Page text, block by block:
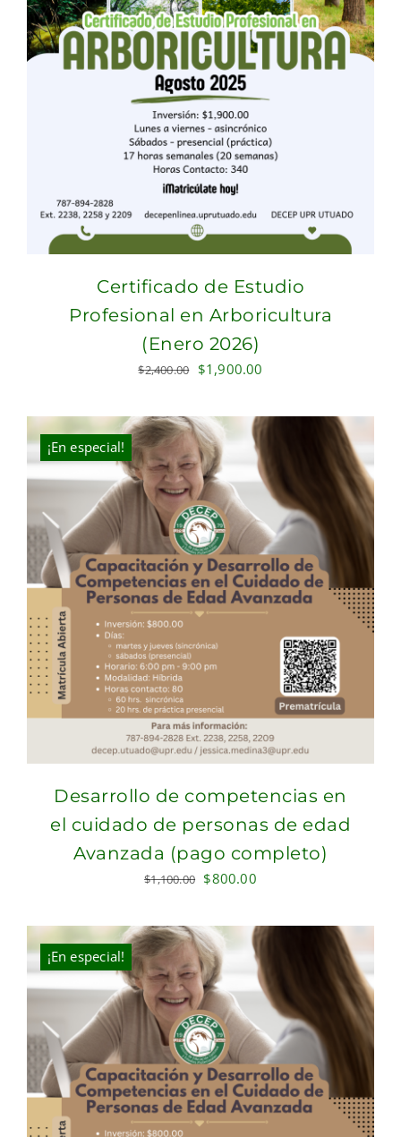
Certificado de Estudio
Profesional en Arboricultura
(Enero 2026)
$2,400.00 Original
was:
$2,400.00.
$1,900.00
is:
¡En especial!
Desarrollo de competencias en
el cuidado de personas de edad
Avanzada (pago completo)
$1,100.00 Original
was:
$1,100.00.
$800.00Current
is:
$800.00.
¡En especial!